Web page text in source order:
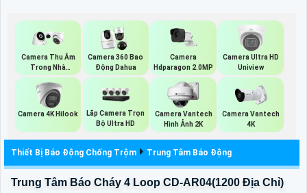
Camera Thu Âm
Trong Nhà
Kbvision
Camera 360 Bao
Động Dahua
Camera
Hdparagon 2.0MP
Camera Ultra HD
Uniview
Camera 4K Hilook
Lắp Camera Trọn
Bộ Ultra HD
Camera Vantech
Hình Ảnh 2K
Camera Vantech
4K
Thiết Bị Báo Động Chống Trộm Trung Tâm Báo Động
Trung Tâm Báo Cháy 4 Loop CD-AR04(1200 Địa Chỉ)